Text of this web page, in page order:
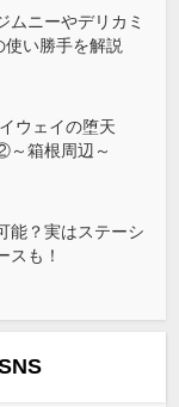
ムニーやデリカミ
使い勝手を解説
ウェイの堕天
～箱根周辺～
能？実はステーシ
スも！